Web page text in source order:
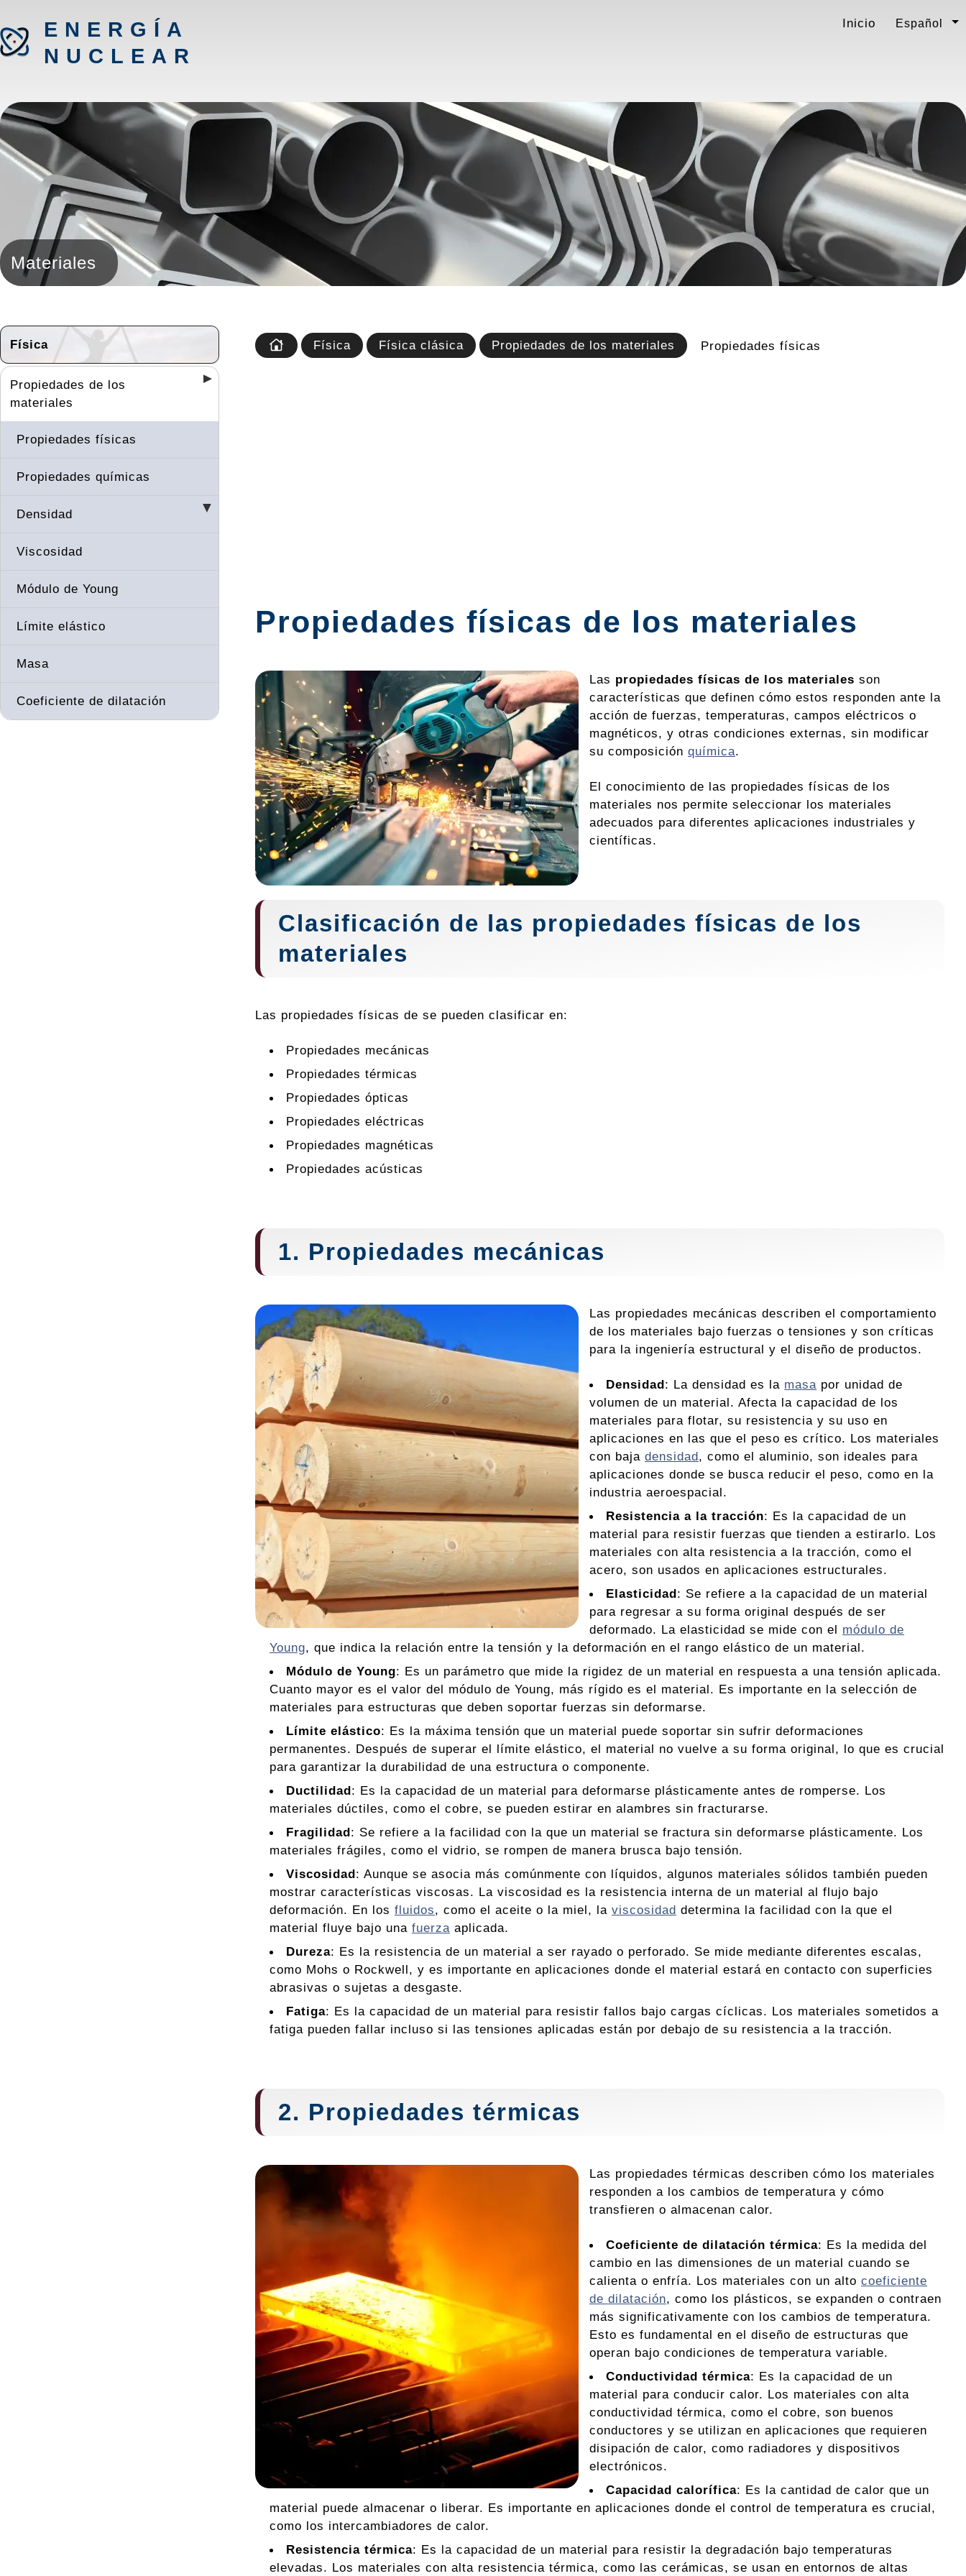
ENERGÍA
NUCLEAR
Inicio Español
Materiales
Física
Propiedades de los
materiales
Propiedades físicas
Propiedades químicas
Densidad
Viscosidad
Módulo de Young
Límite elástico
Masa
Coeficiente de dilatación
Física Física clásica Propiedades de los materiales Propiedades físicas
Propiedades físicas de los materiales
Las propiedades físicas de los materiales son
características que definen cómo estos responden ante la
acción de fuerzas, temperaturas, campos eléctricos o
magnéticos, y otras condiciones externas, sin modificar
su composición química.
El conocimiento de las propiedades físicas de los
materiales nos permite seleccionar los materiales
adecuados para diferentes aplicaciones industriales y
científicas.
Clasificación de las propiedades físicas de los
materiales
Las propiedades físicas de se pueden clasificar en:
Propiedades mecánicas
Propiedades térmicas
Propiedades ópticas
Propiedades eléctricas
Propiedades magnéticas
Propiedades acústicas
1. Propiedades mecánicas
Las propiedades mecánicas describen el comportamiento
de los materiales bajo fuerzas o tensiones y son críticas
para la ingeniería estructural y el diseño de productos.
Densidad: La densidad es la masa por unidad de
volumen de un material. Afecta la capacidad de los
materiales para flotar, su resistencia y su uso en
aplicaciones en las que el peso es crítico. Los materiales
con baja densidad, como el aluminio, son ideales para
aplicaciones donde se busca reducir el peso, como en la
industria aeroespacial.
Resistencia a la tracción: Es la capacidad de un
material para resistir fuerzas que tienden a estirarlo. Los
materiales con alta resistencia a la tracción, como el
acero, son usados en aplicaciones estructurales.
Elasticidad: Se refiere a la capacidad de un material
para regresar a su forma original después de ser
deformado. La elasticidad se mide con el módulo de
Young, que indica la relación entre la tensión y la deformación en el rango elástico de un material.
Módulo de Young: Es un parámetro que mide la rigidez de un material en respuesta a una tensión aplicada.
Cuanto mayor es el valor del módulo de Young, más rígido es el material. Es importante en la selección de
materiales para estructuras que deben soportar fuerzas sin deformarse.
Límite elástico: Es la máxima tensión que un material puede soportar sin sufrir deformaciones
permanentes. Después de superar el límite elástico, el material no vuelve a su forma original, lo que es crucial
para garantizar la durabilidad de una estructura o componente.
Ductilidad: Es la capacidad de un material para deformarse plásticamente antes de romperse. Los
materiales dúctiles, como el cobre, se pueden estirar en alambres sin fracturarse.
Fragilidad: Se refiere a la facilidad con la que un material se fractura sin deformarse plásticamente. Los
materiales frágiles, como el vidrio, se rompen de manera brusca bajo tensión.
Viscosidad: Aunque se asocia más comúnmente con líquidos, algunos materiales sólidos también pueden
mostrar características viscosas. La viscosidad es la resistencia interna de un material al flujo bajo
deformación. En los fluidos, como el aceite o la miel, la viscosidad determina la facilidad con la que el
material fluye bajo una fuerza aplicada.
Dureza: Es la resistencia de un material a ser rayado o perforado. Se mide mediante diferentes escalas,
como Mohs o Rockwell, y es importante en aplicaciones donde el material estará en contacto con superficies
abrasivas o sujetas a desgaste.
Fatiga: Es la capacidad de un material para resistir fallos bajo cargas cíclicas. Los materiales sometidos a
fatiga pueden fallar incluso si las tensiones aplicadas están por debajo de su resistencia a la tracción.
2. Propiedades térmicas
Las propiedades térmicas describen cómo los materiales
responden a los cambios de temperatura y cómo
transfieren o almacenan calor.
Coeficiente de dilatación térmica: Es la medida del
cambio en las dimensiones de un material cuando se
calienta o enfría. Los materiales con un alto coeficiente
de dilatación, como los plásticos, se expanden o contraen
más significativamente con los cambios de temperatura.
Esto es fundamental en el diseño de estructuras que
operan bajo condiciones de temperatura variable.
Conductividad térmica: Es la capacidad de un
material para conducir calor. Los materiales con alta
conductividad térmica, como el cobre, son buenos
conductores y se utilizan en aplicaciones que requieren
disipación de calor, como radiadores y dispositivos
electrónicos.
Capacidad calorífica: Es la cantidad de calor que un
material puede almacenar o liberar. Es importante en aplicaciones donde el control de temperatura es crucial,
como los intercambiadores de calor.
Resistencia térmica: Es la capacidad de un material para resistir la degradación bajo temperaturas
elevadas. Los materiales con alta resistencia térmica, como las cerámicas, se usan en entornos de altas